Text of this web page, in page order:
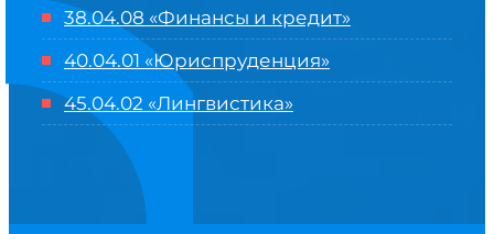
38.04.08 «Финансы и кредит»
40.04.01 «Юриспруденция»
45.04.02 «Лингвистика»